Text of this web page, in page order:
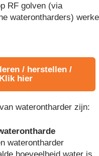
RF golven (via
waterontharders)
/ herstellen /
hier
waterontharder zijn:
waterontharder